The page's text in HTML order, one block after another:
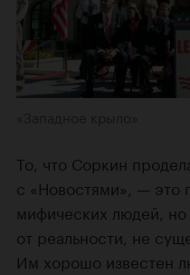
То, что Соркин
с «Новостями», — это
мифических людей,
от реальности, не
Им хорошо известен